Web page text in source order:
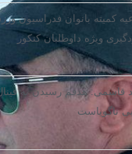
کمیته بانوان فدراسیون
ویژه داوطلبان کنکور
ناگویاست